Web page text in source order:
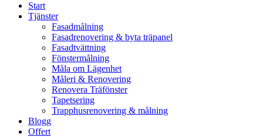
Start
Tjänster
Fasadmålning
Fasadrenovering & byta träpanel
Fasadtvättning
Fönstermålning
Måla om Lägenhet
Måleri & Renovering
Renovera Träfönster
Tapetsering
Trapphusrenovering & målning
Blogg
Offert